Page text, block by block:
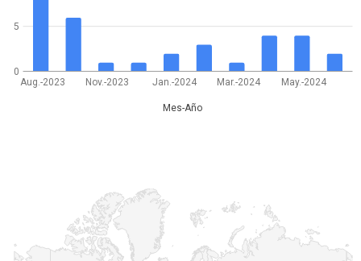
Aug.-2023 Nov.-2023 Jan.-2024 Mar.-2024 May.-2024
Mes-Año
0
5